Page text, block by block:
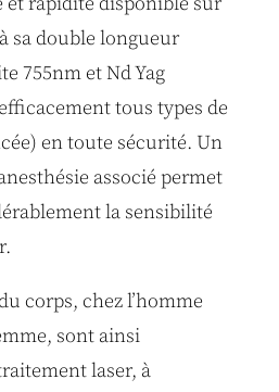
sa double longueur
755nm et Nd Yag
tous types de
en toute sécurité. Un
associé permet
la sensibilité
corps, chez l’homme
sont ainsi
laser, à